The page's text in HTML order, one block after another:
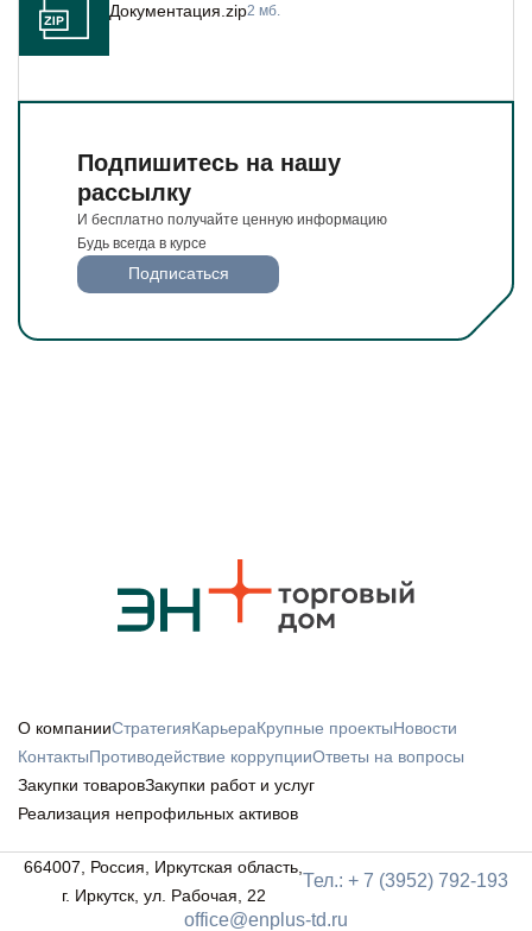
Документация.zip2 мб.
Подпишитесь на нашу
рассылку
И бесплатно получайте ценную информацию
Будь всегда в курсе
Подписаться
О компанииСтратегияКарьераКрупные проектыНовости
КонтактыПротиводействие коррупцииОтветы на вопросы
Закупки товаровЗакупки работ и услуг
Реализация непрофильных активов
664007, Россия, Иркутская область,
г. Иркутск, ул. Рабочая, 22
Тел.: + 7 (3952) 792-193
office@enplus-td.ru